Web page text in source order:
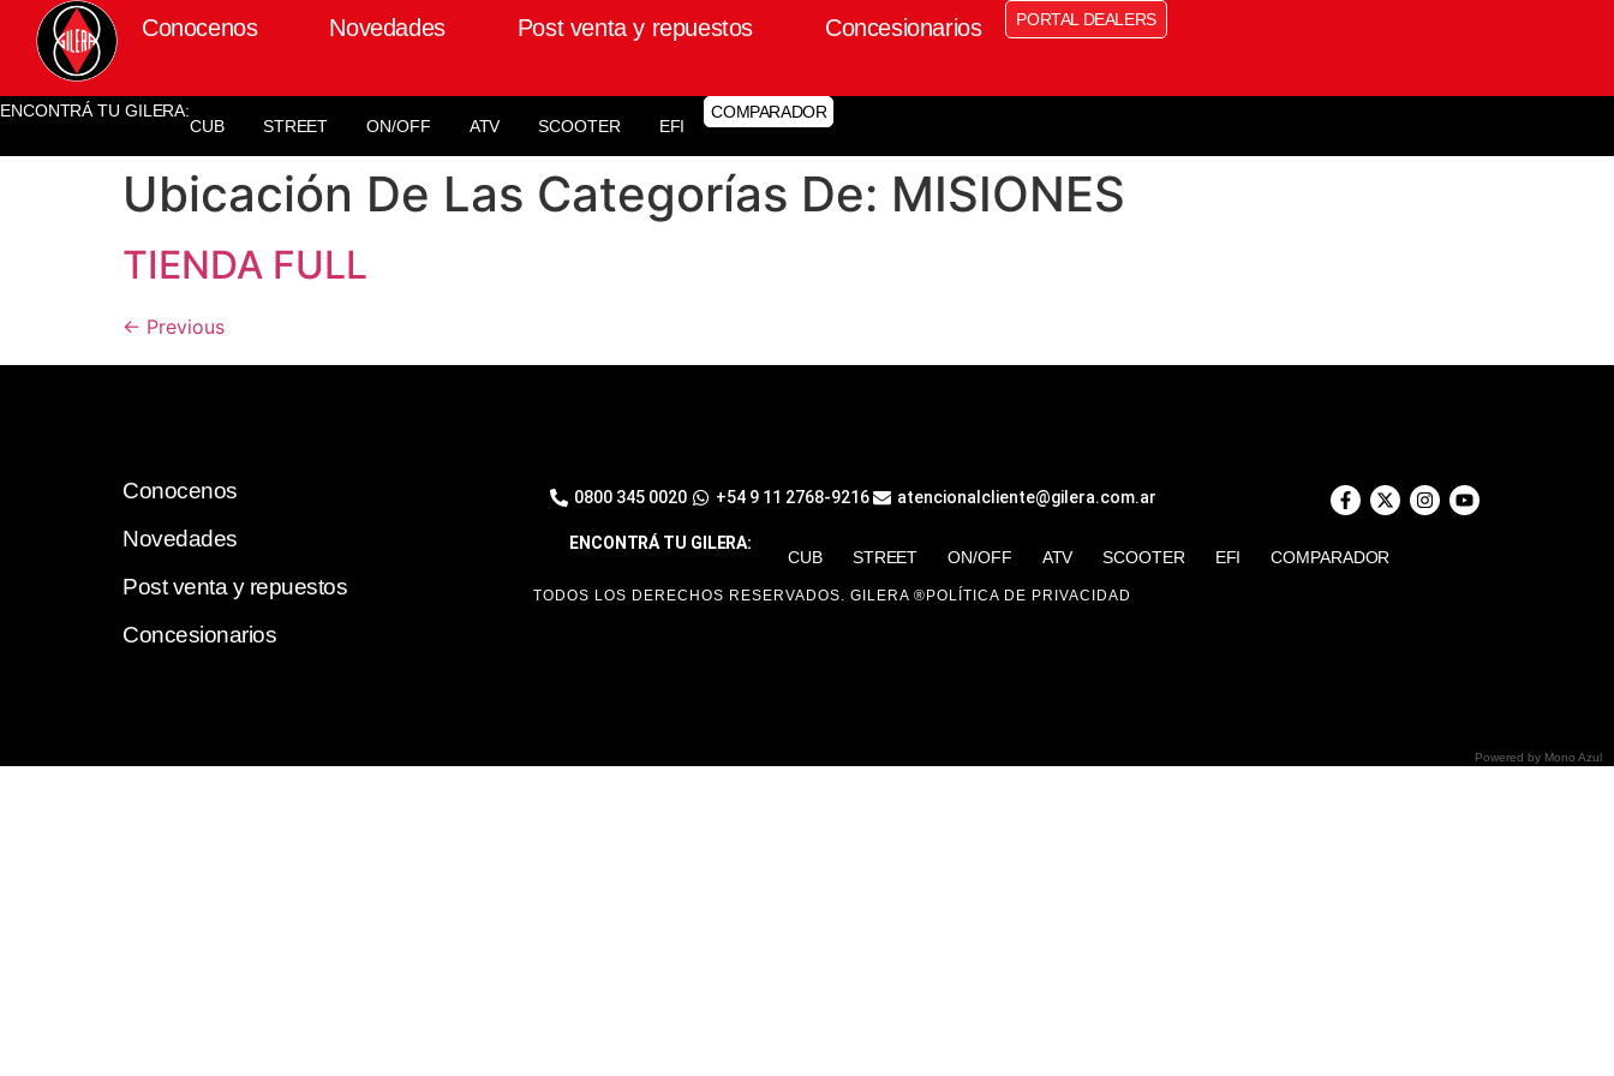
Conocenos Novedades Post venta y repuestos Concesionarios PORTAL DEALERS
ENCONTRÁ TU GILERA:
CUB
STREET ON/OFF ATV SCOOTER EFI
COMPARADOR
Ubicación De Las Categorías De: MISIONES
TIENDA FULL
← Previous
Conocenos
Novedades
Post venta y repuestos
Concesionarios
0800 345 0020 +54 9 11 2768-9216 atencionalcliente@gilera.com.ar
ENCONTRÁ TU GILERA:
CUB STREET ON/OFF ATV SCOOTER EFI COMPARADOR
TODOS LOS DERECHOS RESERVADOS. GILERA ® POLÍTICA DE PRIVACIDAD
Powered by Mono Azul